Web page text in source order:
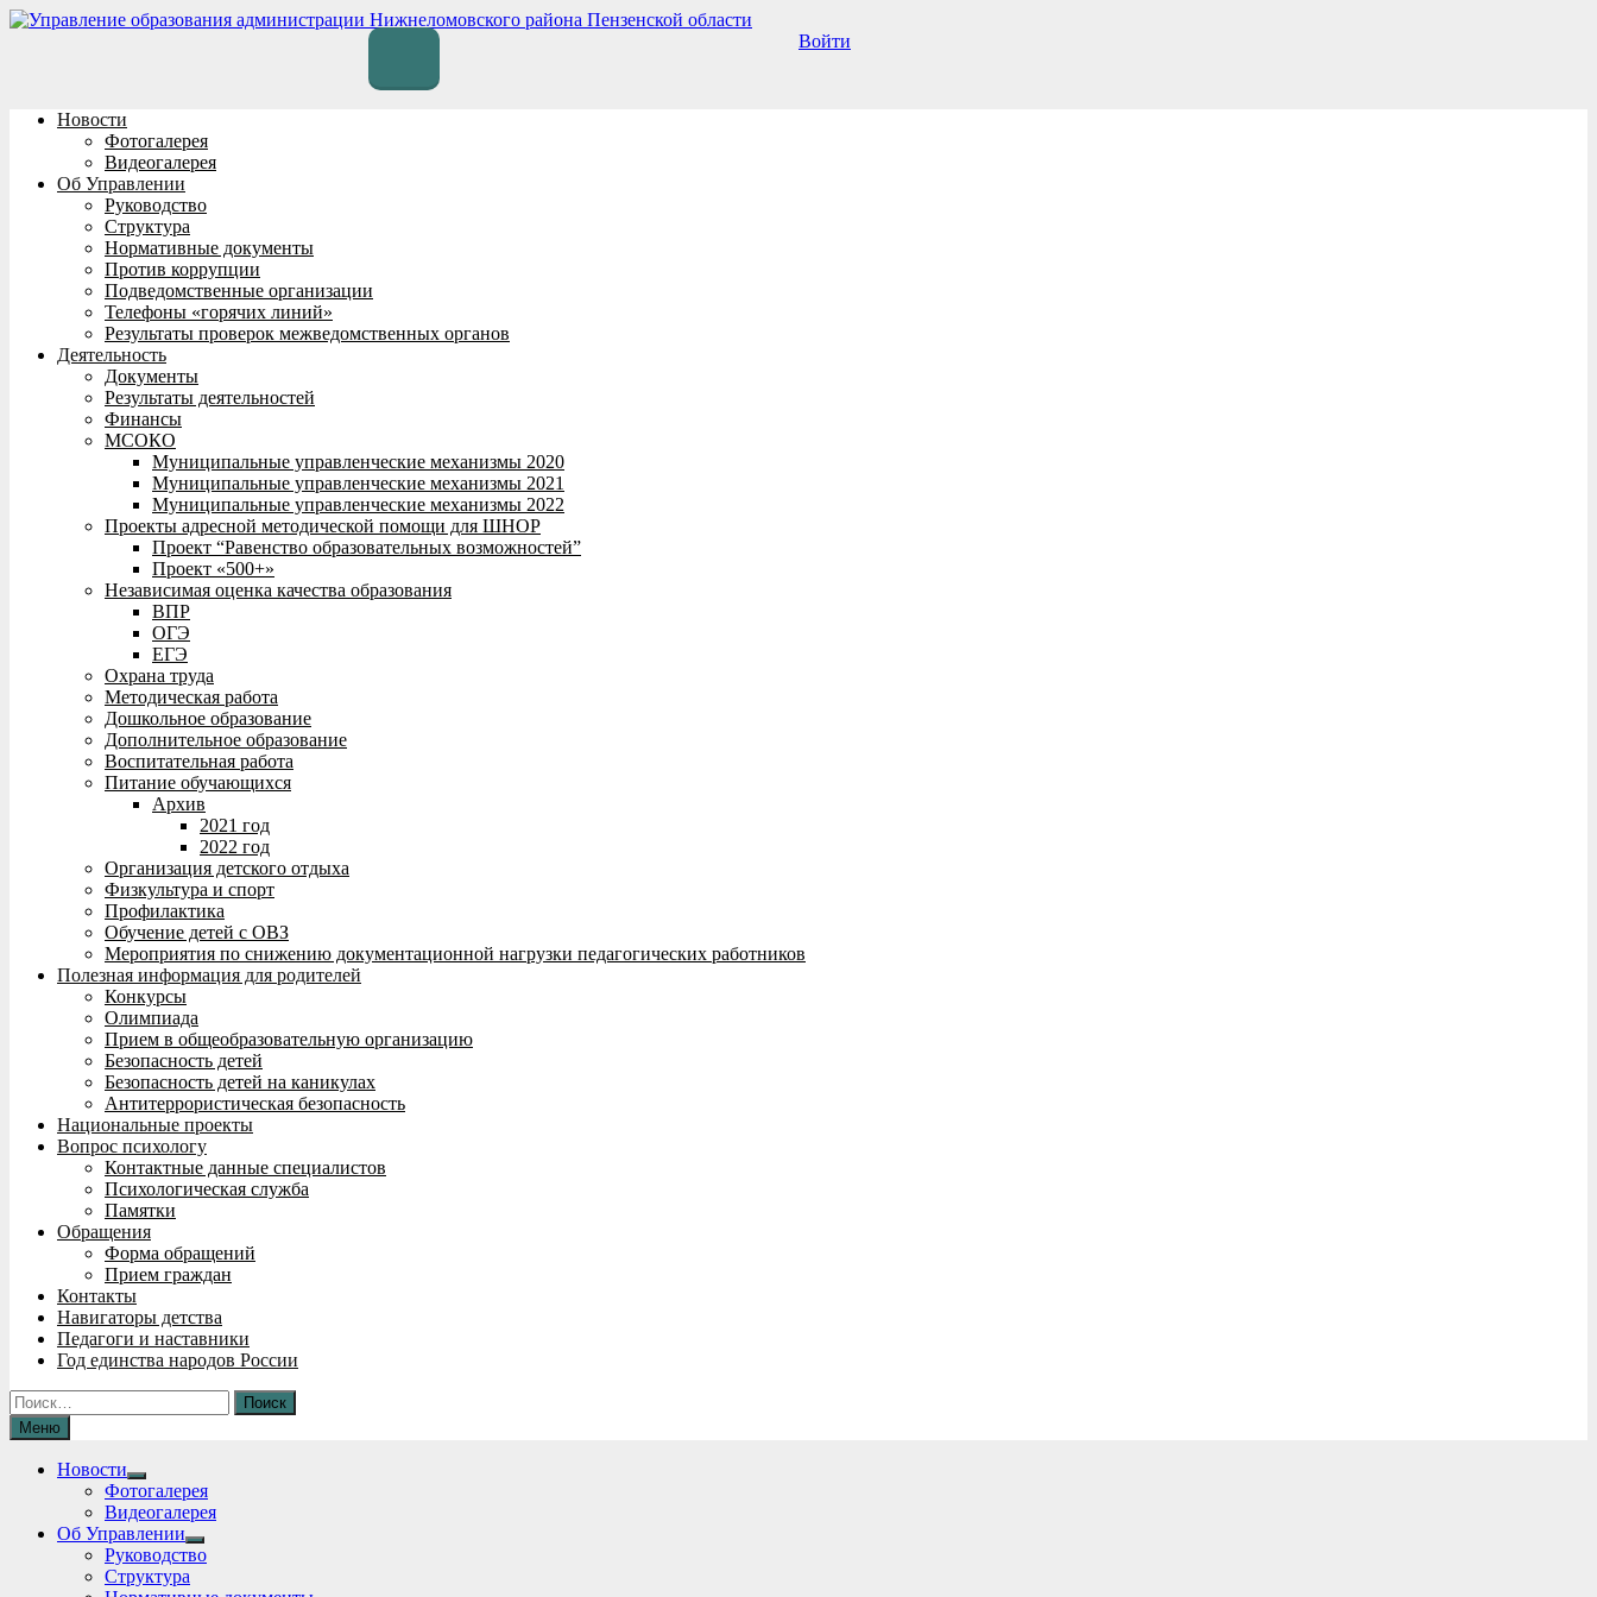
Перейти
Войти
Новости
Фотогалерея
Видеогалерея
Об Управлении
Руководство
Структура
Нормативные документы
Против коррупции
Подведомственные организации
Телефоны «горячих линий»
Результаты проверок межведомственных органов
Деятельность
Документы
Результаты деятельностей
Финансы
МСОКО
Муниципальные управленческие механизмы 2020
Муниципальные управленческие механизмы 2021
Муниципальные управленческие механизмы 2022
Проекты адресной методической помощи для ШНОР
Проект “Равенство образовательных возможностей”
Проект «500+»
Независимая оценка качества образования
ВПР
ОГЭ
ЕГЭ
Охрана труда
Методическая работа
Дошкольное образование
Дополнительное образование
Воспитательная работа
Питание обучающихся
Архив
2021 год
2022 год
Организация детского отдыха
Физкультура и спорт
Профилактика
Обучение детей с ОВЗ
Мероприятия по снижению документационной нагрузки педагогических работников
Полезная информация для родителей
Конкурсы
Олимпиада
Прием в общеобразовательную организацию
Безопасность детей
Безопасность детей на каникулах
Антитеррористическая безопасность
Национальные проекты
Вопрос психологу
Контактные данные специалистов
Психологическая служба
Памятки
Обращения
Форма обращений
Прием граждан
Контакты
Навигаторы детства
Педагоги и наставники
Год единства народов России
Найти:
Меню
Новости
Show
sub
menu
Фотогалерея
Видеогалерея
Об Управлении
Show
sub
Руководство
Структура